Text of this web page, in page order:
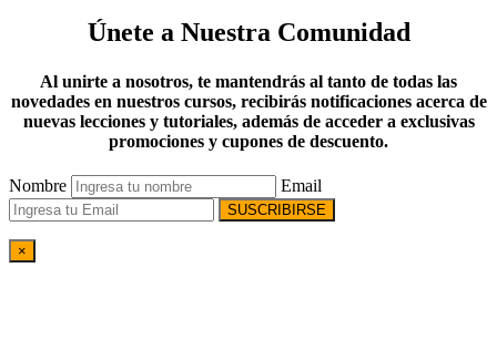
Únete a Nuestra Comunidad
Al unirte a nosotros, te mantendrás al tanto de todas las
novedades en nuestros cursos, recibirás notificaciones acerca de
nuevas lecciones y tutoriales, además de acceder a exclusivas
promociones y cupones de descuento.
Nombre Email
SUSCRIBIRSE
×